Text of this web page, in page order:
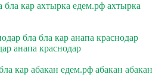
бла кар ахтырка едем.рф ахтырка
бла бла кар анапа краснодар
анапа краснодар
кар абакан едем.рф абакан абакан